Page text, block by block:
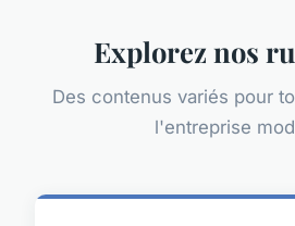
Explorez nos
Des contenus variés pour
l'entreprise